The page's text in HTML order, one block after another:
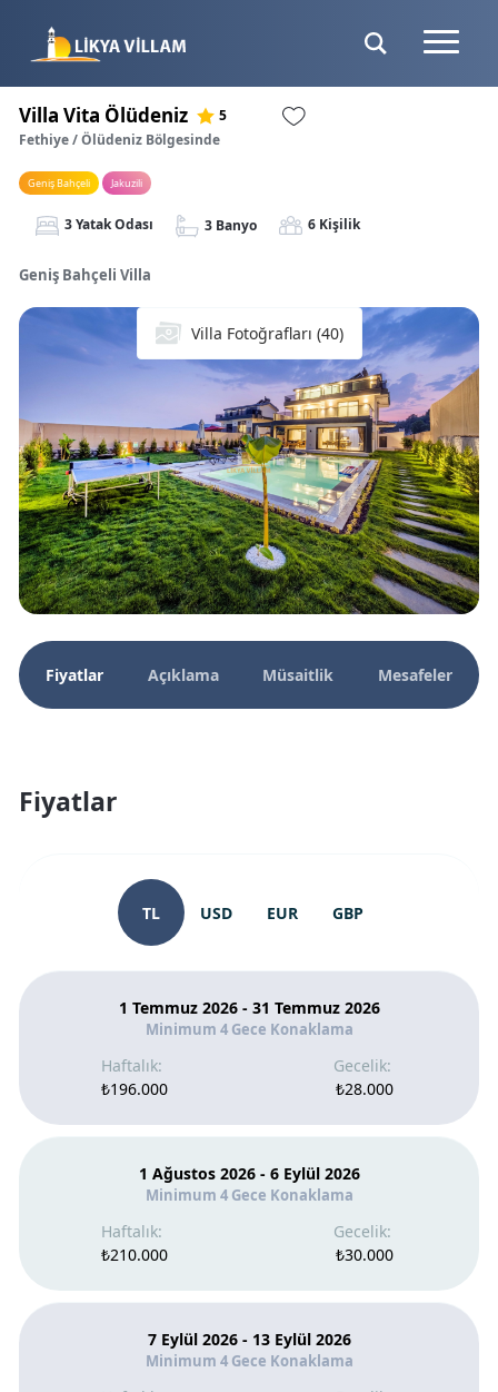
Villa Vita Ölüdeniz
5
Fethiye / Ölüdeniz Bölgesinde
Geniş Bahçeli Jakuzili
3 Yatak Odası 3 Banyo 6 Kişilik
Geniş Bahçeli Villa
Villa Fotoğrafları (40)
Fiyatlar Açıklama Müsaitlik Mesafeler
Fiyatlar
TL USD EUR GBP
1 Temmuz 2026 - 31 Temmuz 2026
Minimum 4 Gece Konaklama
₺196.000 ₺28.000
1 Ağustos 2026 - 6 Eylül 2026
Minimum 4 Gece Konaklama
₺210.000 ₺30.000
7 Eylül 2026 - 13 Eylül 2026
Minimum 4 Gece Konaklama